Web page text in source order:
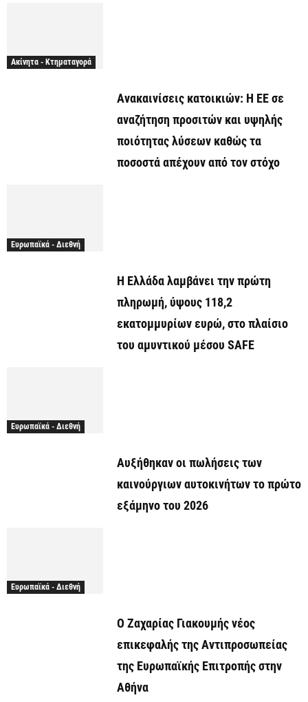
Ακίνητα - Κτηματαγορά
Ανακαινίσεις κατοικιών: Η ΕΕ σε
αναζήτηση προσιτών και υψηλής
ποιότητας λύσεων καθώς τα
ποσοστά απέχουν από τον στόχο
Ευρωπαϊκά - Διεθνή
Η Ελλάδα λαμβάνει την πρώτη
πληρωμή, ύψους 118,2
εκατομμυρίων ευρώ, στο πλαίσιο
του αμυντικού μέσου SAFE
Ευρωπαϊκά - Διεθνή
Αυξήθηκαν οι πωλήσεις των
καινούργιων αυτοκινήτων το πρώτο
εξάμηνο του 2026
Ευρωπαϊκά - Διεθνή
O Ζαχαρίας Γιακουμής νέος
επικεφαλής της Αντιπροσωπείας
της Ευρωπαϊκής Επιτροπής στην
Αθήνα